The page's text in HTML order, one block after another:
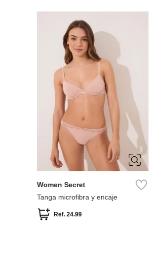
L
M
XS
Women Secret
Tanga microfibra y encaje
Ref. 24.99